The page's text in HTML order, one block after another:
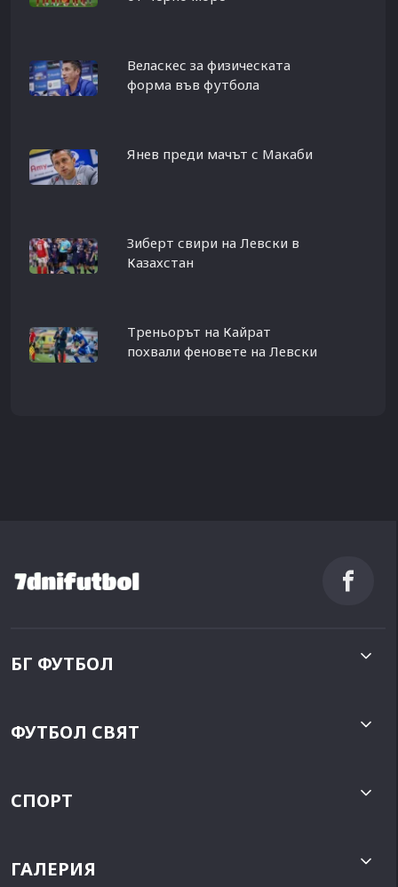
Веласкес за физическата
форма във футбола
Янев преди мачът с Макаби
Зиберт свири на Левски в
Казахстан
Треньорът на Кайрат
похвали феновете на Левски
БГ ФУТБОЛ
ФУТБОЛ СВЯТ
СПОРТ
ГАЛЕРИЯ